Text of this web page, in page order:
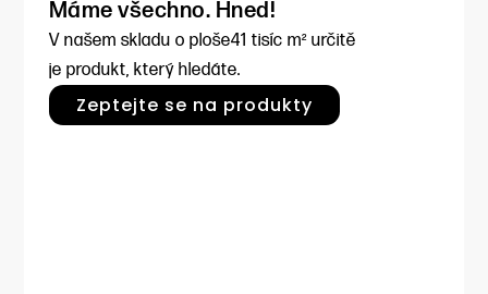
Máme všechno. Hned!
V našem skladu o ploše41 tisíc m² určitě
je produkt, který hledáte.
Zeptejte se na produkty